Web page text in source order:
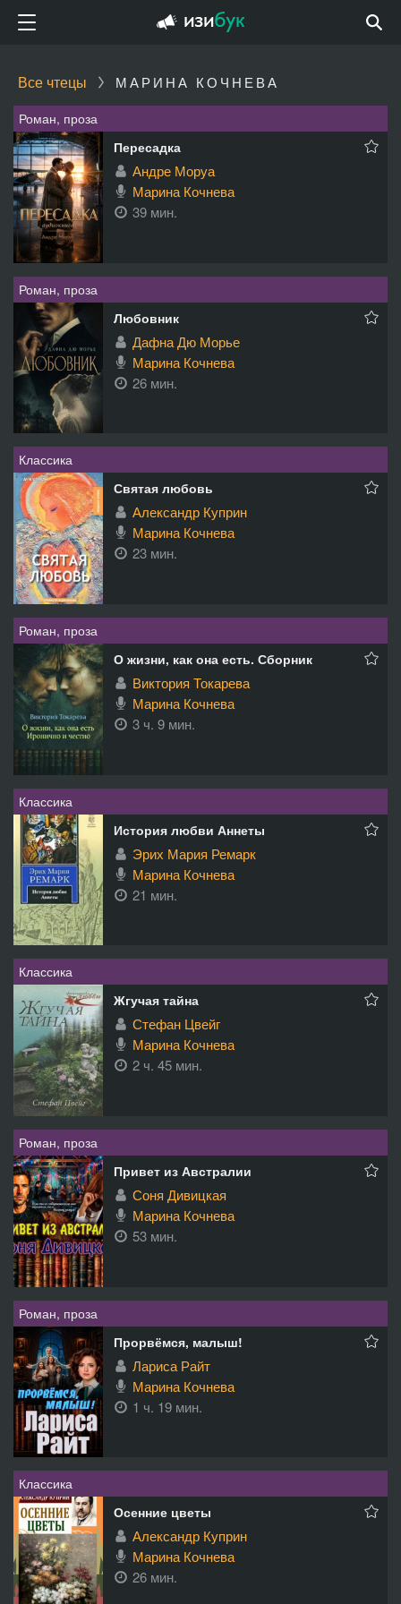
Все чтецы МАРИНА КОЧНЕВА
Роман, проза
Пересадка
Андре Моруа
Марина Кочнева
39 мин.
Роман, проза
Любовник
Дафна Дю Морье
Марина Кочнева
26 мин.
Классика
Святая любовь
Александр Куприн
Марина Кочнева
23 мин.
Роман, проза
О жизни, как она есть. Сборник
Виктория Токарева
Марина Кочнева
3 ч. 9 мин.
Классика
История любви Аннеты
Эрих Мария Ремарк
Марина Кочнева
21 мин.
Классика
Жгучая тайна
Стефан Цвейг
Марина Кочнева
2 ч. 45 мин.
Роман, проза
Привет из Австралии
Соня Дивицкая
Марина Кочнева
53 мин.
Роман, проза
Прорвёмся, малыш!
Лариса Райт
Марина Кочнева
1 ч. 19 мин.
Классика
Осенние цветы
Александр Куприн
Марина Кочнева
26 мин.